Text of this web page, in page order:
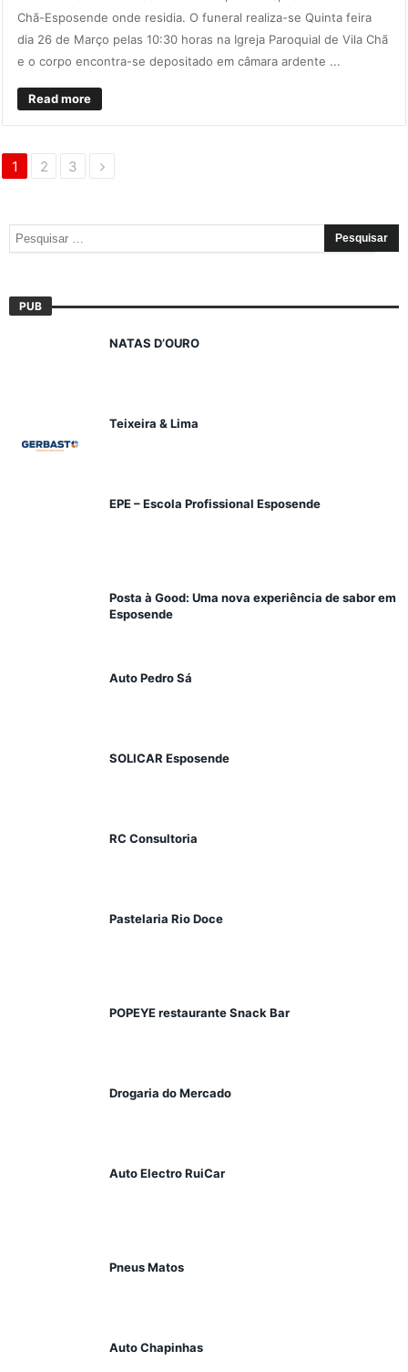
Chã-Esposende onde residia. O funeral realiza-se Quinta feira
dia 26 de Março pelas 10:30 horas na Igreja Paroquial de Vila Chã
e o corpo encontra-se depositado em câmara ardente ...
Read more
1 2 3
PUB
NATAS D’OURO
Teixeira & Lima
EPE – Escola Profissional Esposende
Posta à Good: Uma nova experiência de sabor em
Esposende
Auto Pedro Sá
SOLICAR Esposende
RC Consultoria
Pastelaria Rio Doce
POPEYE restaurante Snack Bar
Drogaria do Mercado
Auto Electro RuiCar
Pneus Matos
Auto Chapinhas